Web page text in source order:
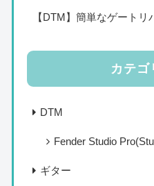
【DTM】簡単なゲートリ
カテゴ
DTM
Fender Studio
ギター